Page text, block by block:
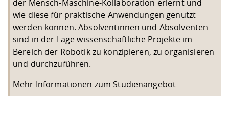
der Mensch-Maschine-Kollaboration erlernt und
wie diese für praktische Anwendungen genutzt
werden können. Absolventinnen und Absolventen
sind in der Lage wissenschaftliche Projekte im
Bereich der Robotik zu konzipieren, zu organisieren
und durchzuführen.
Mehr Informationen zum Studienangebot